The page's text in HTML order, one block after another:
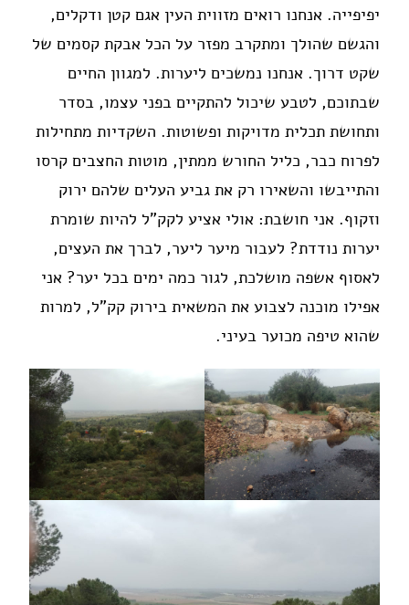
יפיפייה. אנחנו רואים מזווית העין אגם קטן ודקלים,
והגשם שהולך ומתקרב מפזר על הכל אבקת קסמים של
שקט דרוך. אנחנו נמשכים ליערות. למגוון החיים
שבתוכם, לטבע שיכול להתקיים בפני עצמו, בסדר
ותחושת תכלית מדויקות ופשוטות. השקדיות מתחילות
לפרוח כבר, כליל החורש ממתין, מוטות החצבים קרסו
והתייבשו והשאירו רק את גביע העלים שלהם ירוק
וזקוף. אני חושבת: אולי אציע לקק"ל להיות שומרת
יערות נודדת? לעבור מיער ליער, לברך את העצים,
לאסוף אשפה מושלכת, לגור כמה ימים בכל יער? אני
אפילו מוכנה לצבוע את המשאית בירוק קק"ל, למרות
שהוא טיפה מכוער בעיני.